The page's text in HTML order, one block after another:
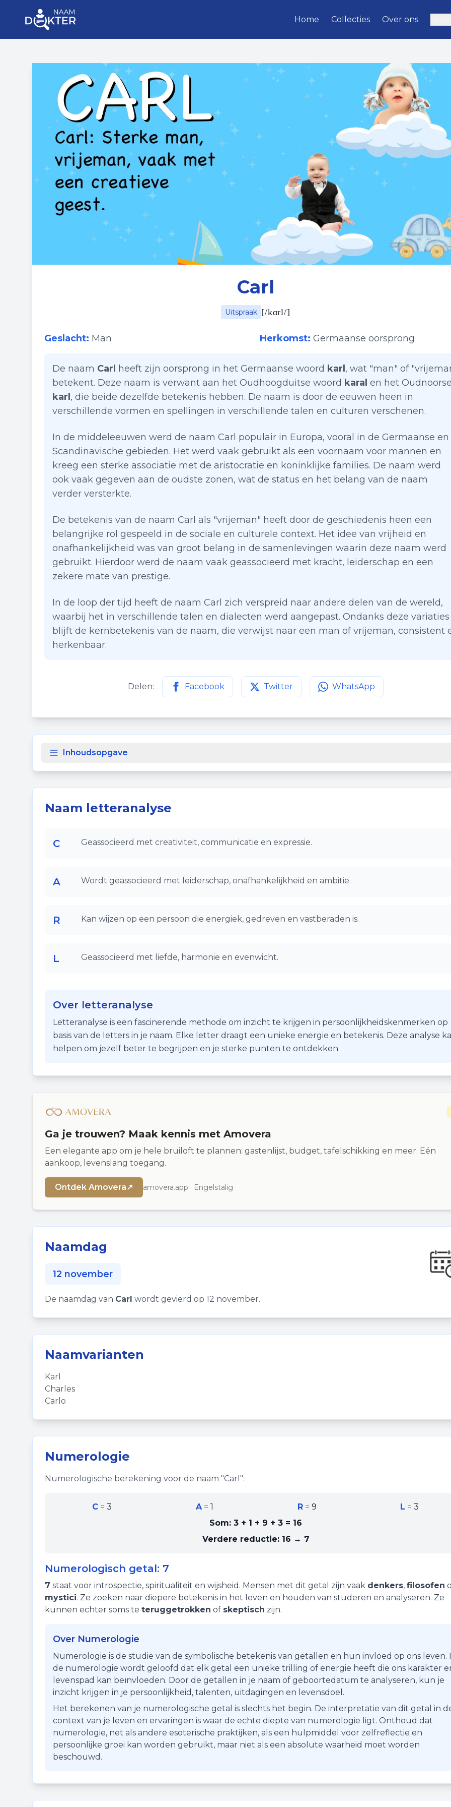
Home Collecties Over ons
Carl
Uitspraak [/kɑrl/]
Geslacht: Man Herkomst: Germaanse oorsprong
De naam Carl heeft zijn oorsprong in het Germaanse woord karl , wat "man" of
betekent. Deze naam is verwant aan het Oudhoogduitse woord karal en het Oudnoorse
karl , die beide dezelfde betekenis hebben. De naam is door de eeuwen heen in
verschillende vormen en spellingen in verschillende talen en culturen verschenen.
In de middeleeuwen werd de naam Carl populair in Europa, vooral in de Germaanse en
Scandinavische gebieden. Het werd vaak gebruikt als een voornaam voor mannen en
kreeg een sterke associatie met de aristocratie en koninklijke families. De naam werd
ook vaak gegeven aan de oudste zonen, wat de status en het belang van de naam
verder versterkte.
De betekenis van de naam Carl als "vrijeman" heeft door de geschiedenis heen een
belangrijke rol gespeeld in de sociale en culturele context. Het idee van vrijheid en
onafhankelijkheid was van groot belang in de samenlevingen waarin deze naam werd
gebruikt. Hierdoor werd de naam vaak geassocieerd met kracht, leiderschap en een
zekere mate van prestige.
In de loop der tijd heeft de naam Carl zich verspreid naar andere delen van de wereld,
waarbij het in verschillende talen en dialecten werd aangepast. Ondanks deze variaties
blijft de kernbetekenis van de naam, die verwijst naar een man of vrijeman, consistent
herkenbaar.
Delen: Facebook
Deel deze pagina op Facebook
Twitter
Deel deze pagina opTwitter
WhatsApp
Deel deze pagina op
Inhoudsopgave
Naam letteranalyse
C Geassocieerd met creativiteit, communicatie en expressie.
A Wordt geassocieerd met leiderschap, onafhankelijkheid en ambitie.
R Kan wijzen op een persoon die energiek, gedreven en vastberaden is.
L Geassocieerd met liefde, harmonie en evenwicht.
Over letteranalyse
Letteranalyse is een fascinerende methode om inzicht te krijgen in persoonlijkheidskenmerken op
basis van de letters in je naam. Elke letter draagt een unieke energie en betekenis. Deze analyse
helpen om jezelf beter te begrijpen en je sterke punten te ontdekken.
Ga je trouwen? Maak kennis met Amovera
Een elegante app om je hele bruiloft te plannen: gastenlijst, budget, tafelschikking en meer. Eén
aankoop, levenslang toegang.
Ontdek Amovera↗ amovera.app · Engelstalig
Naamdag
12 november
De naamdag van Carl wordt gevierd op 12 november.
Naamvarianten
Karl
Charles
Carlo
Numerologie
Numerologische berekening voor de naam "Carl ":
C =3 A= 1 R= 9 L = 3
Som: 3 + 1 + 9 + 3 = 16
Verdere reductie: 16 → 7
Numerologisch getal: 7
7 staat voor introspectie, spiritualiteit en wijsheid . Mensen met dit getal zijn vaak denkers, filosofen
mystici. Ze zoeken naar diepere betekenis in het leven en houden van studeren en analyseren. Ze
kunnen echter soms te teruggetrokken of skeptisch zijn.
Over Numerologie
Numerologie is de studie van de symbolische betekenis van getallen en hun invloed op ons leven.
de numerologie wordt geloofd dat elk getal een unieke trilling of energie heeft die ons karakter
levenspad kan beïnvloeden. Door de getallen in je naam of geboortedatum te analyseren, kun je
inzicht krijgen in je persoonlijkheid, talenten, uitdagingen en levensdoel.
Het berekenen van je numerologische getal is slechts het begin. De interpretatie van dit getal in
context van je leven en ervaringen is waar de echte diepte van numerologie ligt. Onthoud dat
numerologie, net als andere esoterische praktijken, als een hulpmiddel voor zelfreflectie en
persoonlijke groei kan worden gebruikt, maar niet als een absolute waarheid moet worden
beschouwd.